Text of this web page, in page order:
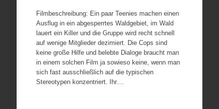
Filmbeschreibung: Ein paar Teenies machen einen
Ausflug in ein abgesperrtes Waldgebiet, im Wald
lauert ein Killer und die Gruppe wird recht schnell
auf wenige Mitglieder dezimiert. Die Cops sind
keine große Hilfe und belebte Dialoge braucht man
in einem solchen Film ja sowieso keine, wenn man
sich fast ausschließlich auf die typischen
Stereotypen konzentriert. Ihr…